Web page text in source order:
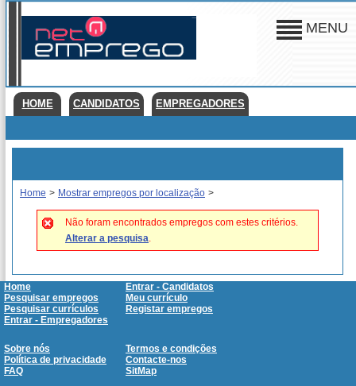
MENU
HOME CANDIDATOS EMPREGADORES
Home > Mostrar empregos por localização >
Não foram encontrados empregos com estes critérios.
Alterar a pesquisa.
Home
Entrar - Candidatos
Pesquisar empregos
Meu currículo
Pesquisar currículos
Registar empregos
Entrar - Empregadores
Sobre nós
Termos e condições
Política de privacidade
Contacte-nos
FAQ
SitMap